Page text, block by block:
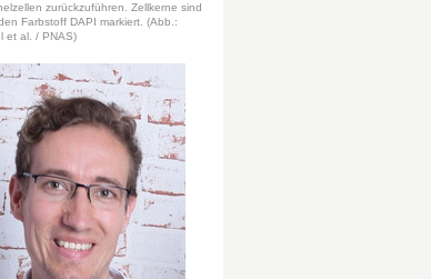
zurückzuführen. Zellkerne sind
Farbstoff DAPI markiert. (Abb.:
et al. / PNAS)